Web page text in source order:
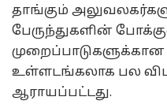
தாங்கும்
பேருந்துகளின்
உள்ளடங்கலாக பல
ஆராயப்பட்டது.